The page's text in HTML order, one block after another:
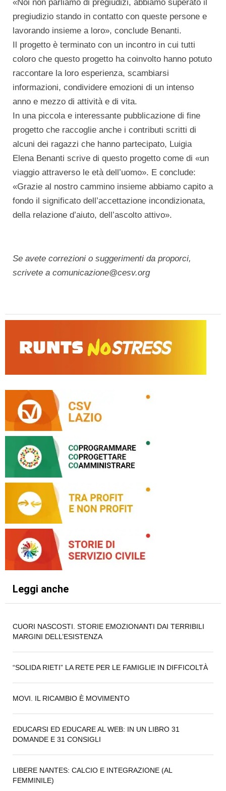
«Noi non parliamo di pregiudizi, abbiamo superato il
pregiudizio stando in contatto con queste persone e
lavorando insieme a loro», conclude Benanti.
Il progetto è terminato con un incontro in cui tutti
coloro che questo progetto ha coinvolto hanno potuto
raccontare la loro esperienza, scambiarsi
informazioni, condividere emozioni di un intenso
anno e mezzo di attività e di vita.
In una piccola e interessante pubblicazione di fine
progetto che raccoglie anche i contributi scritti di
alcuni dei ragazzi che hanno partecipato, Luigia
Elena Benanti scrive di questo progetto come di «un
viaggio attraverso le età dell’uomo». E conclude:
«Grazie al nostro cammino insieme abbiamo capito a
fondo il significato dell’accettazione incondizionata,
della relazione d’aiuto, dell’ascolto attivo».
Se avete correzioni o suggerimenti da proporci,
scrivete a comunicazione@cesv.org
Leggi anche
CUORI NASCOSTI. STORIE EMOZIONANTI DAI TERRIBILI
MARGINI DELL’ESISTENZA
“SOLIDA RIETI” LA RETE PER LE FAMIGLIE IN DIFFICOLTÀ
MOVI. IL RICAMBIO È MOVIMENTO
EDUCARSI ED EDUCARE AL WEB: IN UN LIBRO 31
DOMANDE E 31 CONSIGLI
LIBERE NANTES: CALCIO E INTEGRAZIONE (AL
FEMMINILE)